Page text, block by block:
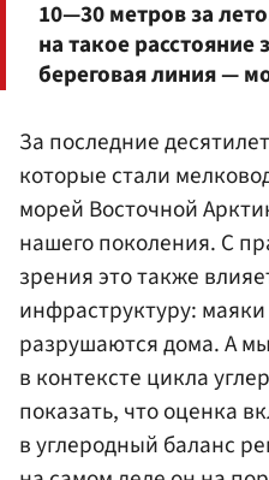
10—30 метров за
на такое расстояние
береговая линия —
За последние
которые стали
морей Восточной
нашего поколения. С
зрения это также
инфраструктуру:
разрушаются дома. А
в контексте цикла
показать, что оценка
в углеродный баланс